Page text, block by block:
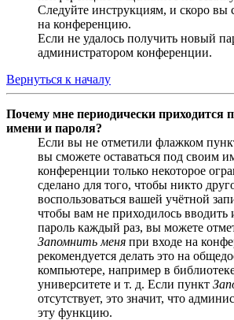
Следуйте инструкциям, и скоро вы
на конференцию.
Если не удалось получить новый
администратором конференции.
Вернуться к началу
Почему мне периодически приходится
имени и пароля?
Если вы не отметили флажком
вы сможете оставаться под своим
конференции только некоторое
сделано для того, чтобы никто
воспользоваться вашей учётной
чтобы вам не приходилось вводить
пароль каждый раз, вы можете
Запомнить меня при входе на
рекомендуется делать это на
компьютере, например в
университете и т. д. Если пункт
отсутствует, это значит, что
эту функцию.